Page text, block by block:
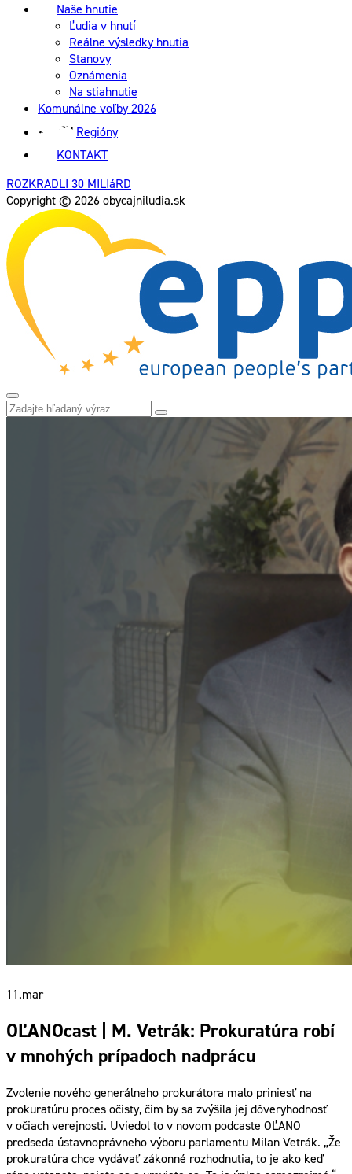
Naše hnutie
Ľudia v hnutí
Reálne výsledky hnutia
Stanovy
Oznámenia
Na stiahnutie
Komunálne voľby 2026
Regióny
KONTAKT
ROZKRADLI 30 MILIáRD
Copyright © 2026 obycajniludia.sk
11.mar
OĽANOcast | M. Vetrák: Prokuratúra robí
v mnohých prípadoch nadprácu
Zvolenie nového generálneho prokurátora malo priniesť na
prokuratúru proces očisty, čim by sa zvýšila jej dôveryhodnosť
v očiach verejnosti. Uviedol to v novom podcaste OĽANO
predseda ústavnoprávneho výboru parlamentu Milan Vetrák. „Že
prokuratúra chce vydávať zákonné rozhodnutia, to je ako keď